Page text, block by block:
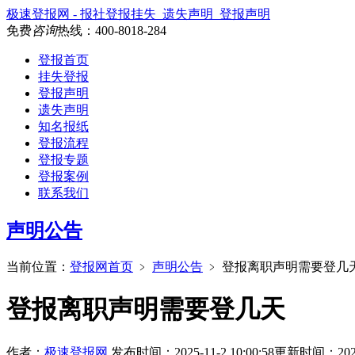
极速登报网 - 报社登报挂失_遗失声明_登报声明
免费咨询热线： 400-8018-284
登报首页
挂失登报
登报声明
遗失声明
知名报纸
登报流程
登报专题
登报案例
联系我们
声明公告
当前位置： 登报网首页 ﹥ 声明公告 ﹥ 登报离职声明需要登几
登报离职声明需要登几天
作者： 极速登报网 发布时间：2025-11-2 10:00:58更新时间：